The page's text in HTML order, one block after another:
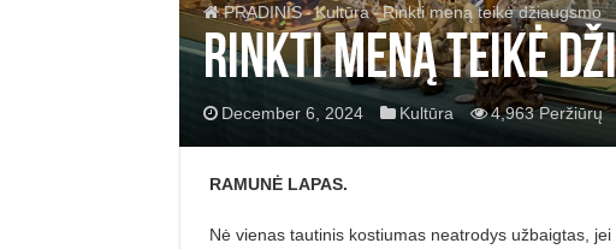
PRADINIS-Kultūra-Rinkti meną teikė džiaugsmo
Rinkti meną teikė
December 6, 2024 Kultūra 4,963 Peržiūrų
RAMUNĖ LAPAS.
Nė vienas tautinis kostiumas neatrodys užbaigtas, jei